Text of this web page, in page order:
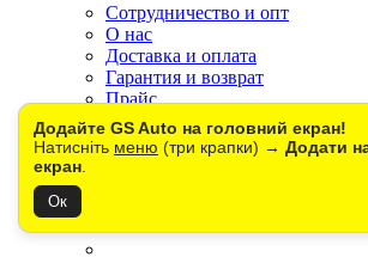
Додайте GS Auto на головний екран!
Натисніть меню (три крапки) → Додати
екран
Ок
Сотрудничество и опт
О нас
Доставка и оплата
Гарантия и возврат
Прайс
Договор публичной оферты
Автосервис
Партнерам